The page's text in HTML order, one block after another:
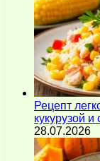
Рецепт
кукурузой
28.07.2026